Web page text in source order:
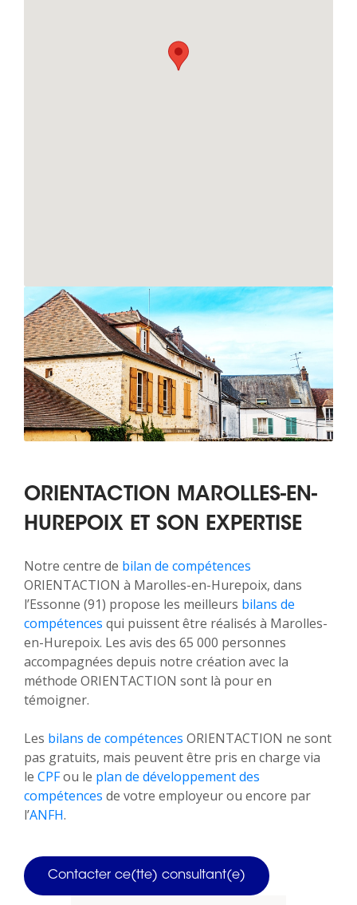
ORIENTACTION MAROLLES-EN-
HUREPOIX ET SON EXPERTISE
Notre centre de bilan de compétences
ORIENTACTION à Marolles-en-Hurepoix, dans
l’Essonne (91) propose les meilleurs bilans de
compétences qui puissent être réalisés à Marolles-
en-Hurepoix. Les avis des 65 000 personnes
accompagnées depuis notre création avec la
méthode ORIENTACTION sont là pour en
témoigner.
Les bilans de compétences ORIENTACTION ne sont
pas gratuits, mais peuvent être pris en charge via
le CPFou le plan de développement des
compétences de votre employeur ou encore par
l’ANFH.
Contacter ce(tte) consultant(e)